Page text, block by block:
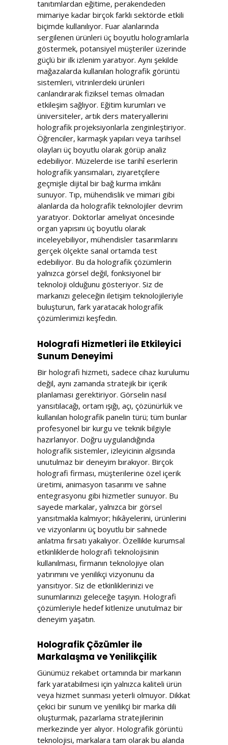
tanıtımlardan eğitime, perakendeden
mimariye kadar birçok farklı sektörde etkili
biçimde kullanılıyor. Fuar alanlarında
sergilenen ürünleri üç boyutlu hologramlarla
göstermek, potansiyel müşteriler üzerinde
güçlü bir ilk izlenim yaratıyor. Aynı şekilde
mağazalarda kullanılan holografik görüntü
sistemleri, vitrinlerdeki ürünleri
canlandırarak fiziksel temas olmadan
etkileşim sağlıyor. Eğitim kurumları ve
üniversiteler, artık ders materyallerini
holografik projeksiyonlarla zenginleştiriyor.
Öğrenciler, karmaşık yapıları veya tarihsel
olayları üç boyutlu olarak görüp analiz
edebiliyor. Müzelerde ise tarihî eserlerin
holografik yansımaları, ziyaretçilere
geçmişle dijital bir bağ kurma imkânı
sunuyor. Tıp, mühendislik ve mimari gibi
alanlarda da holografik teknolojiler devrim
yaratıyor. Doktorlar ameliyat öncesinde
organ yapısını üç boyutlu olarak
inceleyebiliyor, mühendisler tasarımlarını
gerçek ölçekte sanal ortamda test
edebiliyor. Bu da holografik çözümlerin
yalnızca görsel değil, fonksiyonel bir
teknoloji olduğunu gösteriyor. Siz de
markanızı geleceğin iletişim teknolojileriyle
buluşturun, fark yaratacak holografik
çözümlerimizi keşfedin.
Holografi Hizmetleri ile Etkileyici
Sunum Deneyimi
Bir holografi hizmeti, sadece cihaz kurulumu
değil, aynı zamanda stratejik bir içerik
planlaması gerektiriyor. Görselin nasıl
yansıtılacağı, ortam ışığı, açı, çözünürlük ve
kullanılan holografik panelin türü; tüm bunlar
profesyonel bir kurgu ve teknik bilgiyle
hazırlanıyor. Doğru uygulandığında
holografik sistemler, izleyicinin algısında
unutulmaz bir deneyim bırakıyor. Birçok
holografi firması, müşterilerine özel içerik
üretimi, animasyon tasarımı ve sahne
entegrasyonu gibi hizmetler sunuyor. Bu
sayede markalar, yalnızca bir görsel
yansıtmakla kalmıyor; hikâyelerini, ürünlerini
ve vizyonlarını üç boyutlu bir sahnede
anlatma fırsatı yakalıyor. Özellikle kurumsal
etkinliklerde holografi teknolojisinin
kullanılması, firmanın teknolojiye olan
yatırımını ve yenilikçi vizyonunu da
yansıtıyor. Siz de etkinliklerinizi ve
sunumlarınızı geleceğe taşıyın. Holografi
çözümleriyle hedef kitlenize unutulmaz bir
deneyim yaşatın.
Holografik Çözümler ile
Markalaşma ve Yenilikçilik
Günümüz rekabet ortamında bir markanın
fark yaratabilmesi için yalnızca kaliteli ürün
veya hizmet sunması yeterli olmuyor. Dikkat
çekici bir sunum ve yenilikçi bir marka dili
oluşturmak, pazarlama stratejilerinin
merkezinde yer alıyor. Holografik görüntü
teknolojisi, markalara tam olarak bu alanda